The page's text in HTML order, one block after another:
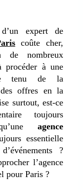
expert de
coûte cher,
nombreux
procéder à une
tenu de la
offres en la
surtout, est-ce
toujours
agence
essentielle
?
l’agence
pour Paris ?